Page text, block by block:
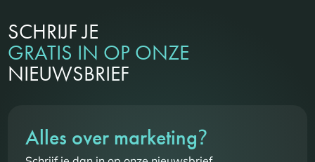
SCHRIJF JE
GRATIS IN OP ONZE
NIEUWSBRIEF
Alles over marketing?